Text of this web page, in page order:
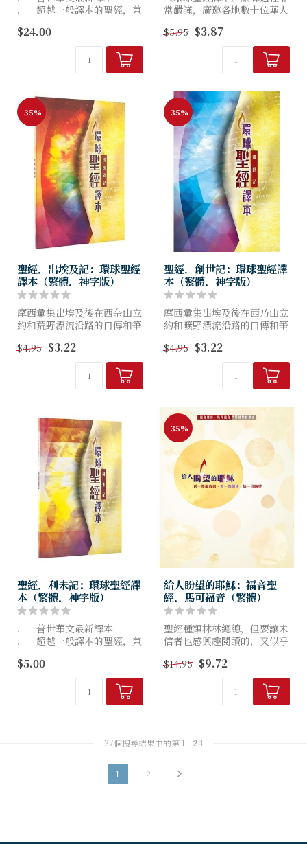
． 超越一般譯本的聖經，兼
． 以現代漢語清楚表達聖經
$24.00
常嚴謹，廣邀各地數十位華人
審訂譯文，並由另一批學者回
應和補充；然後，綜合本會駐
會學者、研究助理和編輯團隊
$5.95 $3.87
-35%
聖經．出埃及記：環球聖經
譯本（繁體．神字版）
摩西彙集出埃及後在西奈山立
約和荒野漂流沿路的口傳和筆
書，即摩西五經，為即將進入
迦南地的以色列民展開「神學
培訓」（民36:13），好讓百
$4.95 $3.22
-35%
聖經．創世記：環球聖經譯
本（繁體．神字版）
摩西彙集出埃及後在西乃山立
約和曠野漂流沿路的口傳和筆
書，即摩西五經，為即將進入
迦南地的以色列民進行「神學
培訓」（民36:13），好讓百
$4.95 $3.22
聖經．利未記：環球聖經譯
本（繁體．神字版）
． 普世華文最新譯本
． 超越一般譯本的聖經，兼
． 以現代漢語清楚表達聖經
$5.00
-35%
給人盼望的耶穌：福音聖
經．馬可福音（繁體）
聖經種類林林總總，但要讓未
信者也感興趣閱讀的，又似乎
傳福音而編製，內容以馬可福
音為主，設計精美，配以歷代
名畫，並加插信徒見證、反思
$14.95 $9.72
27個搜尋結果中的第 1 - 24
1 2